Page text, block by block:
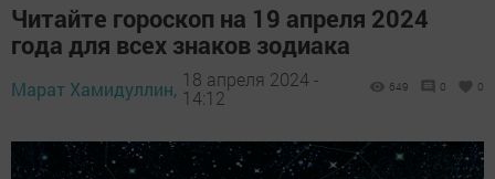
Читайте гороскоп на 19 апреля 2024
года для всех знаков зодиака
Марат Хамидуллин, 18 апреля 2024 -
14:12
649 0 0